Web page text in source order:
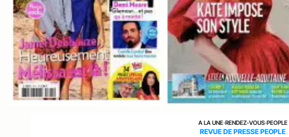
A LA UNE›RENDEZ-VOUS›PEOPLE
REVUE DE PRESSE PEOPLE